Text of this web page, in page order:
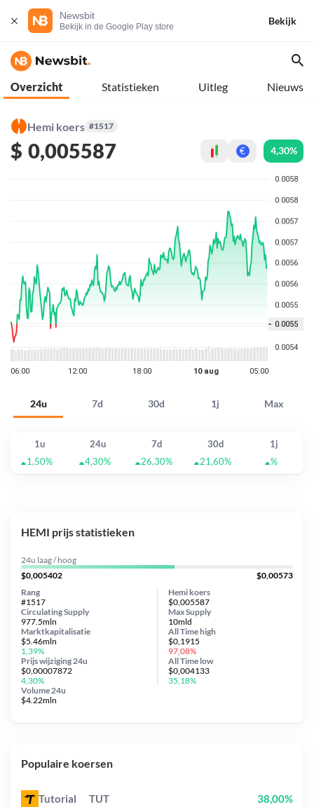
Newsbit
Bekijk in de Google Play store
Bekijk
Overzicht Statistieken Uitleg Nieuws
Hemi koers #1517
$ 0,005587 € 4,30%
24u 7d 30d 1j Max
1u 24u 7d 30d
1j
1,50%
4,30% 26,30% 21,60% %
HEMI prijs statistieken
24u laag / hoog
$0,005402
$0,00573
Hemi koers
$0,005587
Circulating Supply
977.5mln
Prijs wijziging 24u
$0,00007872
4,30%
Max Supply
10mld
Marktkapitalisatie
$5.46mln
1,39%
Volume 24u
$4.22mln
Rang
#1517
All Timehigh
$0,1915
97,08%
All Time low
$0,004133
35,18%
Populaire koersen
Tutorial TUT 38,00%